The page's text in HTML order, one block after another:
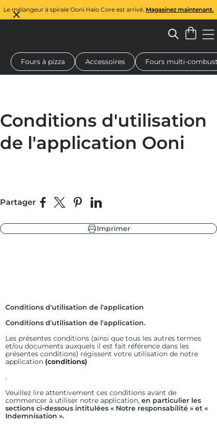
Le mélangeur à spirale Ooni Halo Core est arrivé. Magasinez maintenant.
Cadeaux Planches de service Vêtements de protection
Fours à pizza Accessoires Fours multi-
Conditions d'utilisation
de l'application Ooni
Partager Partager sur Facebook
Partager sur X
Épingler sur Pinterest
Partager sur LinkedIn
Imprimer
Conditions d'utilisation de l'application
Conditions d'utilisation de l'application.
Les présentes conditions (ainsi que tous les autres termes
et/ou documents auxquels il est fait référence dans les
présentes conditions) régissent votre utilisation de notre
application (conditions)
.
Veuillez lire attentivement ces conditions avant de
commencer à utiliser notre application,en particulier les
sections ci-dessous intitulées « Notre responsabilité » et «
Indemnisation ».